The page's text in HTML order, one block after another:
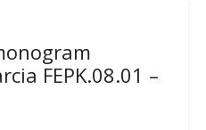
FEPK.08.01 –